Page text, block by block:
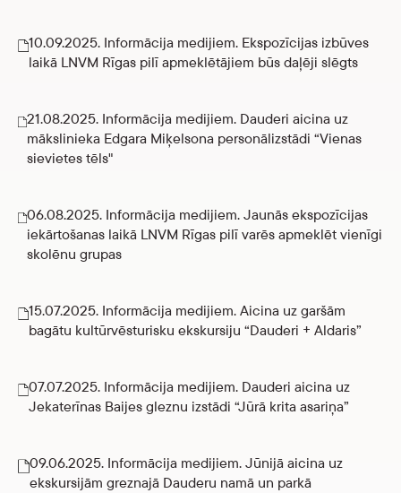
10.09.2025. Informācija medijiem. Ekspozīcijas izbūves
laikā LNVM Rīgas pilī apmeklētājiem būs daļēji slēgts
21.08.2025. Informācija medijiem. Dauderi aicina uz
mākslinieka Edgara Miķelsona personālizstādi “Vienas
sievietes tēls"
06.08.2025. Informācija medijiem. Jaunās ekspozīcijas
iekārtošanas laikā LNVM Rīgas pilī varēs apmeklēt vienīgi
skolēnu grupas
15.07.2025. Informācija medijiem. Aicina uz garšām
bagātu kultūrvēsturisku ekskursiju “Dauderi + Aldaris”
07.07.2025. Informācija medijiem. Dauderi aicina uz
Jekaterīnas Baijes gleznu izstādi “Jūrā krita asariņa”
09.06.2025. Informācija medijiem. Jūnijā aicina uz
ekskursijām greznajā Dauderu namā un parkā